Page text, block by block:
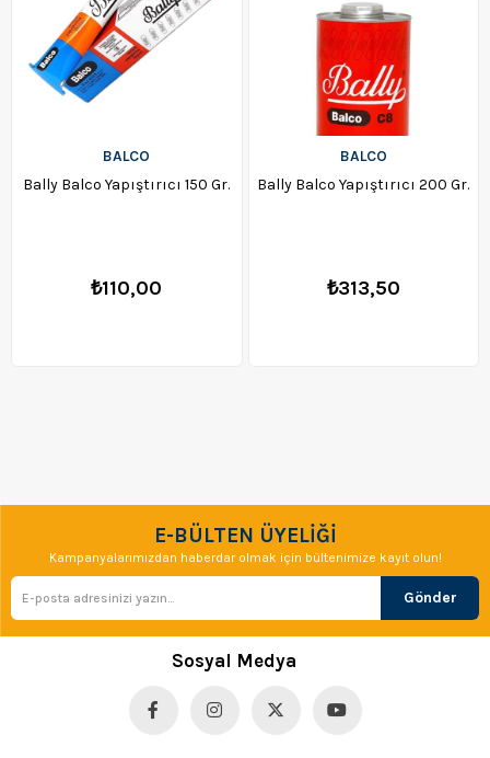
BALCO
Bally Balco Yapıştırıcı 150 Gr.
₺110,00
BALCO
Bally Balco Yapıştırıcı 200 Gr.
₺313,50
E-BÜLTEN ÜYELİĞİ
Kampanyalarımızdan haberdar olmak için bültenimize kayıt olun!
Gönder
Sosyal Medya